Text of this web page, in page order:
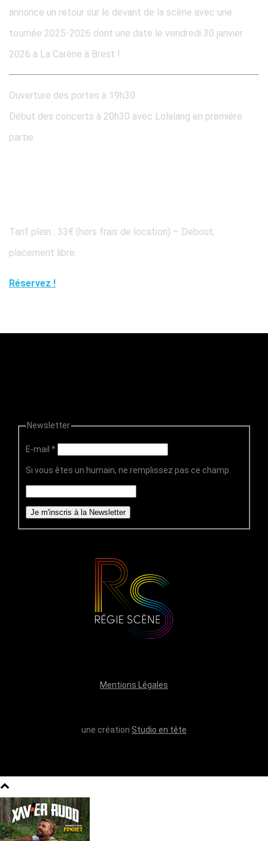
annonce un retour sur le devant de la scène avec une
tournée 2025-2026 dont une date le vendredi 30 janvier
2026 à La Carène à Brest !
Ouverture des portes à 19h30
Début des concerts à 20h30 avec Lolalang en première
partie.
Tarif plein : 33€ (hors frais de location) – Debout,
placement libre.
Réservez !
Newsletter
E-mail *
Si vous êtes un humain, ne remplissez pas ce champ.
Je m'inscris à la Newsletter
Mentions Légales
une création Studio en tête